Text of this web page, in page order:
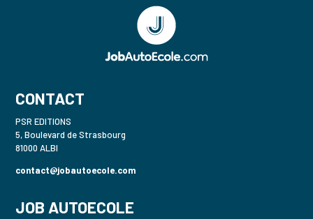
CONTACT
PSR EDITIONS
5, Boulevard de Strasbourg
81000 ALBI
contact@jobautoecole.com
JOB AUTOECOLE